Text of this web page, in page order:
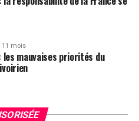
11 mois
les mauvaises priorités du